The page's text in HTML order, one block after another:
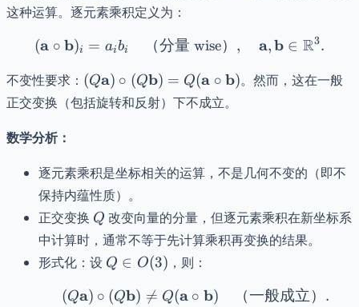
这种运算。逐元素乘积定义为：
(\mathbf{a} \circ
(a ∘ b)i = aibi （分量 wise） , a,b ∈ R3.
不变性要求： (Q\mathbf{a})
\circ
(Q\mathbf{b})
\circ
\mathbf{b})
(Qa) ∘ (Qb) = Q(a ∘ b)。然而，这在一般
正交变换（包括旋转和反射）下不成立。
数学分析：
逐元素乘积是坐标相关的运算，不是几何不变的（即不
保持内蕴性质）。
正交变换 Q
Q 改变向量的分量，但逐元素乘积在新坐标系
中计算时，通常不等于先计算乘积再变换的结果。
形式化：设 Q
O(3)
Q ∈ O(3) ，则：
(Q\mathbf{a}) \circ
(Qa) ∘ (Qb) 
= Q(a ∘ b) （一般成立） .